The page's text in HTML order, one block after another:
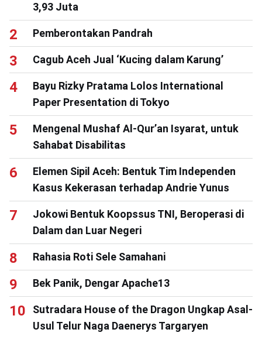
3,93 Juta
Pemberontakan Pandrah
Cagub Aceh Jual ‘Kucing dalam Karung’
Bayu Rizky Pratama Lolos International
Paper Presentation di Tokyo
Mengenal Mushaf Al-Qur’an Isyarat, untuk
Sahabat Disabilitas
Elemen Sipil Aceh: Bentuk Tim Independen
Kasus Kekerasan terhadap Andrie Yunus
Jokowi Bentuk Koopssus TNI, Beroperasi di
Dalam dan Luar Negeri
Rahasia Roti Sele Samahani
Bek Panik, Dengar Apache13
Sutradara House of the Dragon Ungkap Asal-
Usul Telur Naga Daenerys Targaryen